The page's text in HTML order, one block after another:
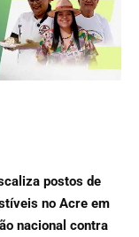
postos de
no Acre em
nacional contra